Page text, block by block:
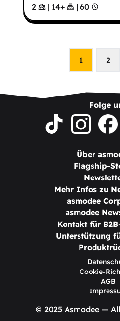
2
| 14+ | 60
1 2
Folge
Über
Flagship-
Mehr Infos zu
asmodee
asmodee
Kontakt für
Unterstützung
Cookie-
AGB
© 2025 Asmodee —